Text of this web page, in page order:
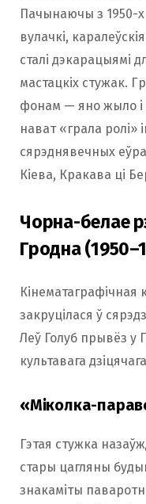
Пачынаючы з 1950-х
вулачкі,
сталі дэкарацыямі
мастацкіх стужак.
фонам — яно жыло і
нават «грала ролі»
сярэднявечных
Кіева, Кракава ці
Чорна-белае
Гродна
Кінематаграфічная
закруцілася ў
Леў Голуб прывёз у
культавага
«Міколка-
Гэтая стужка
стары цагляны
знакаміты